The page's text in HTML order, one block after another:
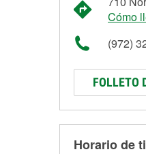
Cómo
(972)
FOLLETO
Horario de